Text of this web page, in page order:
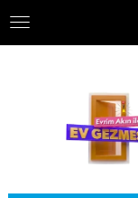
to
main
Toggle
navigation